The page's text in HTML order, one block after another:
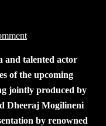
and talented actor
of the upcoming
jointly produced by
Dheeraj Mogilineni
by renowned